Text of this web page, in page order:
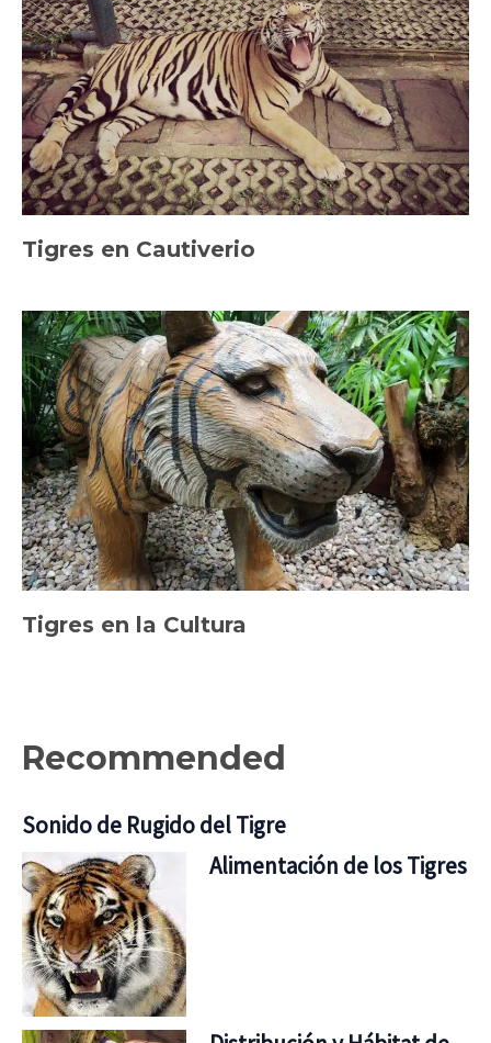
Tigres en Cautiverio
Tigres en la Cultura
Recommended
Sonido de Rugido del Tigre
Alimentación de los Tigres